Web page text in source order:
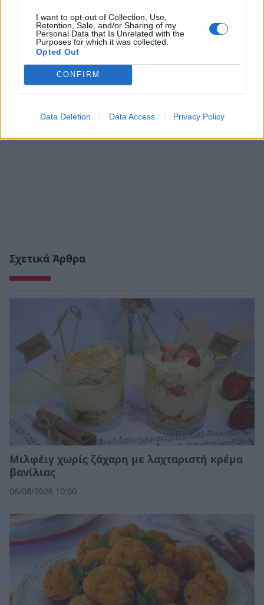
I want to opt-out of Collection, Use,
Retention, Sale, and/or Sharing of my
Personal Data that Is Unrelated with the
Purposes for which it was collected.
Opted Out
CONFIRM
Data Deletion Data Access Privacy Policy
Σχετικά Άρθρα
Μιλφέιγ χωρίς ζάχαρη με λαχταριστή κρέμα
βανίλιας
06/08/2026 10:00